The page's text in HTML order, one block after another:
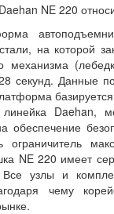
NE 220
на которой
механизма
секунд. Данные
Daehan,
обеспечение
ограничитель
NE 220 имеет
Все узлы и
чему